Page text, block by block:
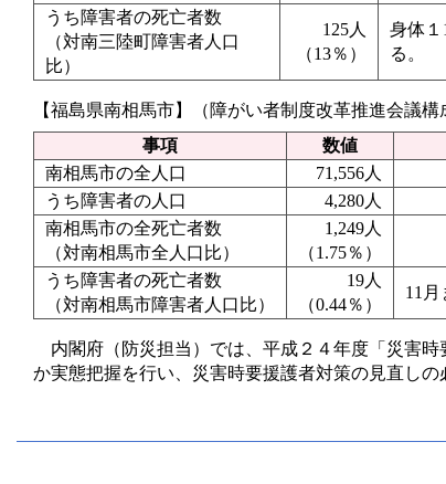
うち障害者の死亡者数
（対南三陸町障害者人口
比）
125人
（13％）
身体
る。
【福島県南相馬市】（障がい者制度改革推進会議
事項
数値
南相馬市の全人口
71,556人
うち障害者の人口
4,280人
南相馬市の全死亡者数
（対南相馬市全人口比）
1,249人
（1.75％）
うち障害者の死亡者数
（対南相馬市障害者人口比）
19人
（0.44％）
11
内閣府（防災担当）では、平成２４年度「災害
か実態把握を行い、災害時要援護者対策の見直し